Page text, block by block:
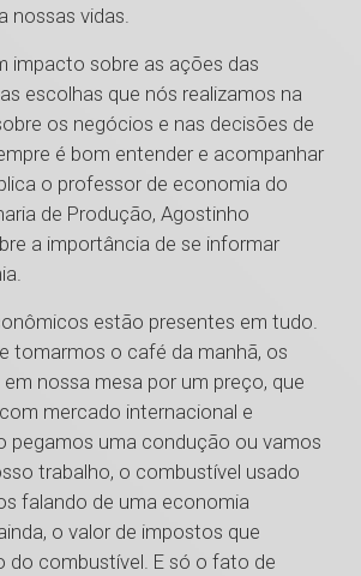
nossas vidas.
impacto sobre as ações das
escolhas que nós realizamos na
os negócios e nas decisões de
é bom entender e acompanhar
o professor de economia do
de Produção, Agostinho
a importância de se informar
estão presentes em tudo.
tomarmos o café da manhã, os
nossa mesa por um preço, que
mercado internacional e
pegamos uma condução ou vamos
trabalho, o combustível usado
falando de uma economia
o valor de impostos que
do combustível. E só o fato de